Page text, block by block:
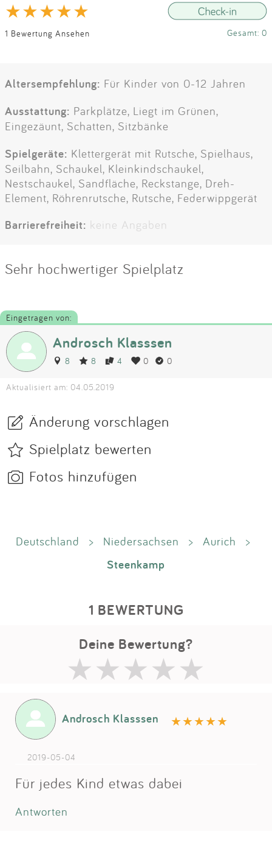
1 Bewertung Ansehen Gesamt: 0
Altersempfehlung: Für Kinder von 0-12 Jahren
Ausstattung: Parkplätze, Liegt im Grünen,
Eingezäunt, Schatten, Sitzbänke
Spielgeräte: Klettergerät mit Rutsche, Spielhaus,
Seilbahn, Schaukel, Kleinkindschaukel,
Nestschaukel, Sandfläche, Reckstange, Dreh-
Element, Röhrenrutsche, Rutsche, Federwippgerät
Barrierefreiheit: keine Angaben
Sehr hochwertiger Spielplatz
Eingetragen von:
Androsch Klasssen
8 8 4 0 0
Aktualisiert am: 04.05.2019
Änderung vorschlagen
Spielplatz bewerten
Fotos hinzufügen
Deutschland > Niedersachsen > Aurich >
Steenkamp
1 BEWERTUNG
Deine Bewertung?
Androsch Klasssen
2019-05-04
Für jedes Kind etwas dabei
Antworten